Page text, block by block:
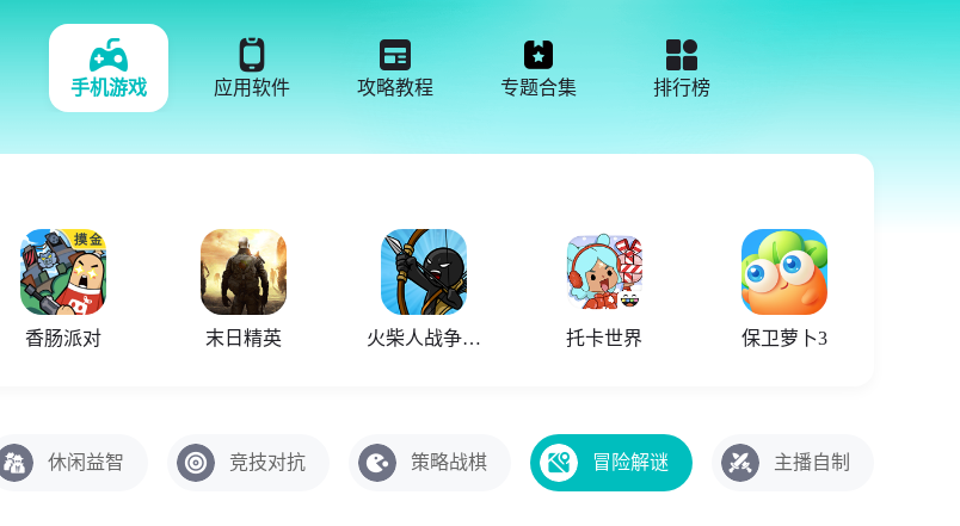
手机游戏 应用软件 攻略教程 专题合集 排行榜
香肠派对 末日精英 火柴人战争遗产召唤版 托卡世界 保卫萝卜3
休闲益智 竞技对抗 策略战棋 冒险解谜 主播自制